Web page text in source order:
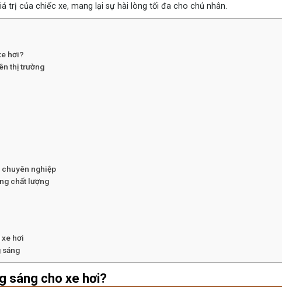
trị của chiếc xe, mang lại sự hài lòng tối đa cho chủ nhân.
hơi?
thị trường
chuyên nghiệp
chất lượng
xe hơi
sáng
sáng cho xe hơi?